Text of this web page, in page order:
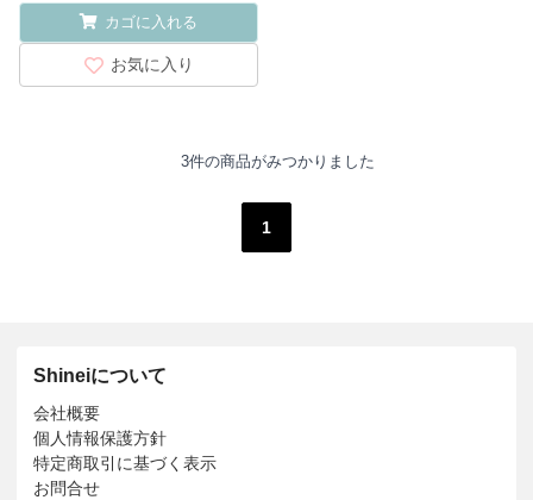
カゴに入れる
お気に入り
3件の商品がみつかりました
1
Shineiについて
会社概要
個人情報保護方針
特定商取引に基づく表示
お問合せ